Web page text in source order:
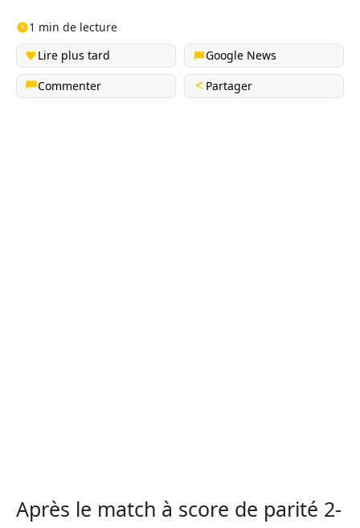
1 min de lecture
Lire plus tard
Google News
Commenter
Partager
Après le match à score de parité 2-